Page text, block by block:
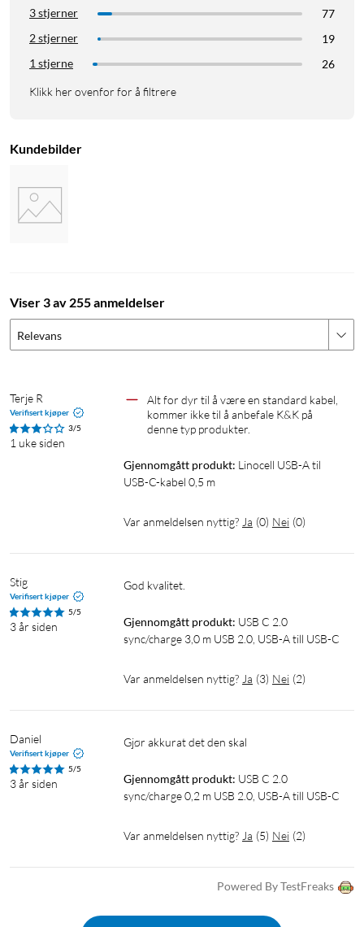
3 stjerner
77
2 stjerner
19
1 stjerne
26
Klikk her ovenfor for å filtrere
Kundebilder
Viser 3 av 255 anmeldelser
Relevans
Terje R
Verifisert kjøper
3/5
1 uke siden
Alt for dyr til å være en standard kabel,
kommer ikke til å anbefale K&K på
denne typ produkter.
Gjennomgått produkt: Linocell USB-A til
USB-C-kabel 0,5 m
Var anmeldelsen nyttig? Ja (0) Nei (0)
Stig
Verifisert kjøper
5/5
3 år siden
God kvalitet.
Gjennomgått produkt: USB C 2.0
sync/charge 3,0 m USB 2.0, USB-A till USB-C
Var anmeldelsen nyttig? Ja (3) Nei (2)
Daniel
Verifisert kjøper
5/5
3 år siden
Gjør akkurat det den skal
Gjennomgått produkt: USB C 2.0
sync/charge 0,2 m USB 2.0, USB-A till USB-C
Var anmeldelsen nyttig? Ja (5) Nei (2)
Powered By TestFreaks